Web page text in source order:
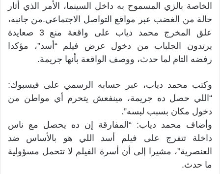
الخاصة بالزي المسموح به داخل السينما، الأمر الذي أثار
حالة من الغضب عبر مواقع التواصل الاجتماعي.من جانبه،
علق المخرج محمد دياب على واقعة منع 3 صعايدة
يرتدون الجلباب من دخول عرض فيلم “أسد”، مؤكدا
رفضه التام لما حدث، ووصف الواقعة بأنها جريمة.
وكتب محمد دياب، عبر حسابه الرسمي على فيسبوك:
“اللي حصل ده جريمة، مينفعش يتحرم أي مواطن من
دخول مكان بسبب لبسه”.
وأضاف محمد دياب: “المفارقة إن ده يحصل مع ناس
داخلة تتفرج على فيلم أسد اللي هو بالأساس ضد
العنصرية”، مشيرا إلى أن أسرة الفيلم لا تتحمل مسؤولية
ما حدث.